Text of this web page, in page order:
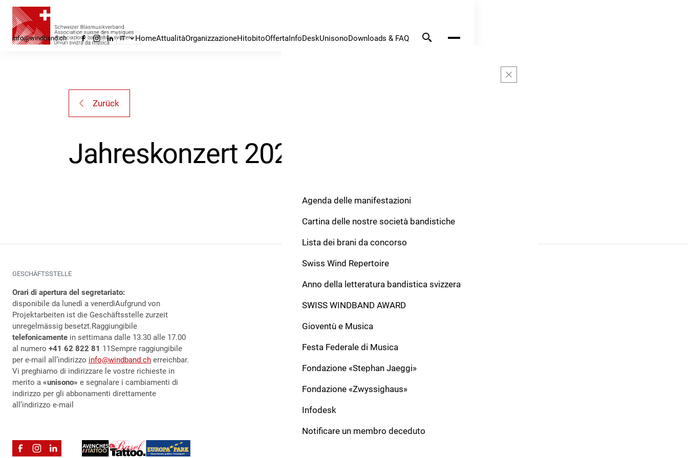
HomeAttualitàOrganizzazioneHitobitoOffertaInfoDeskUnisonoDownloads & FAQ
info@windband.ch IT
Agenda delle manifestazioni
Cartina delle nostre società bandistiche
Lista dei brani da concorso
Swiss Wind Repertoire
Anno della letteratura bandistica svizzera
SWISS WINDBAND AWARD
Gioventù e Musica
Festa Federale di Musica
Fondazione «Stephan Jaeggi»
Fondazione «Zwyssighaus»
Infodesk
Notificare un membro deceduto
Zurück
Jahreskonzert 2026
GESCHÄFTSSTELLE
Orari di apertura del segretariato:
disponibile da lunedì a venerdìAufgrund von
Projektarbeiten ist die Geschäftsstelle zurzeit
unregelmässig besetzt.Raggiungibile
telefonicamente in settimana dalle 13.30 alle 17.00
al numero +41 62 822 81 11Sempre raggiungibile
per e-mail all’indirizzo info@windband.ch erreichbar.
Vi preghiamo di indirizzare le vostre richieste in
merito a «unisono» e segnalare i cambiamenti di
indirizzo per gli abbonamenti direttamente
all’indirizzo e-mail
Gönhardweg 32
+41 62 822 81 11
info@windband.ch